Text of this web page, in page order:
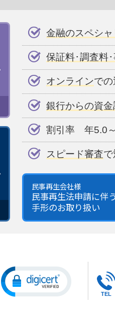
金融のスペシャ
保証料･調査料
オンラインで
銀行からの資
割引率 年5.0
スピード審査
民事再生会社様
民事再生法申請に伴う
手形のお取り扱い